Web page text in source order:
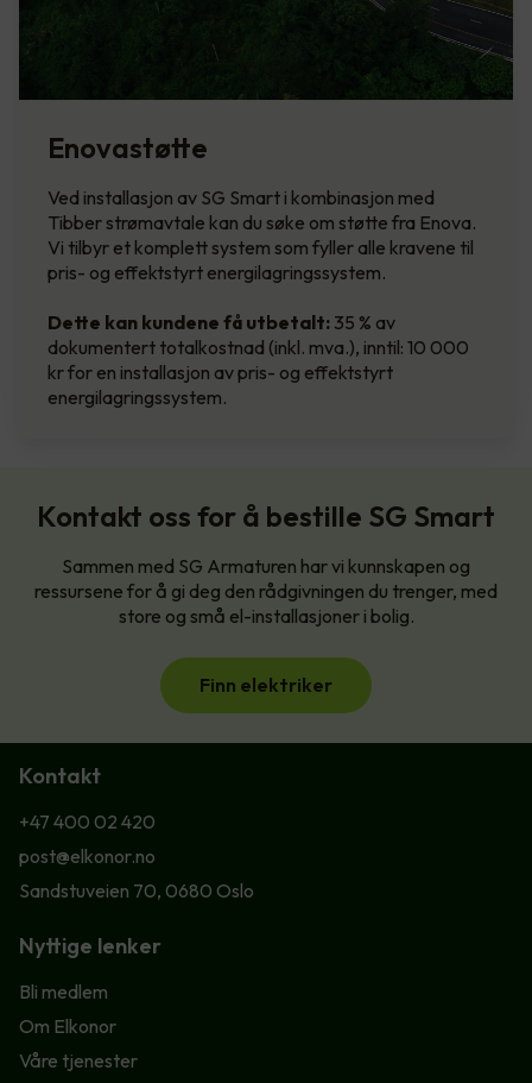
Enovastøtte
Ved installasjon av SG Smart i kombinasjon med
Tibber strømavtale kan du søke om støtte fra Enova.
Vi tilbyr et komplett system som fyller alle kravene til
pris- og effektstyrt energilagringssystem.
Dette kan kundene få utbetalt: 35 % av
dokumentert totalkostnad (inkl. mva.), inntil: 10 000
kr for en installasjon av pris- og effektstyrt
energilagringssystem.
Kontakt oss for å bestille SG Smart
Sammen med SG Armaturen har vi kunnskapen og
ressursene for å gi deg den rådgivningen du trenger, med
store og små el-installasjoner i bolig.
Finn elektriker
Kontakt
+47 400 02 420
post@elkonor.no
Sandstuveien 70, 0680 Oslo
Nyttige lenker
Bli medlem
Om Elkonor
Våre tjenester